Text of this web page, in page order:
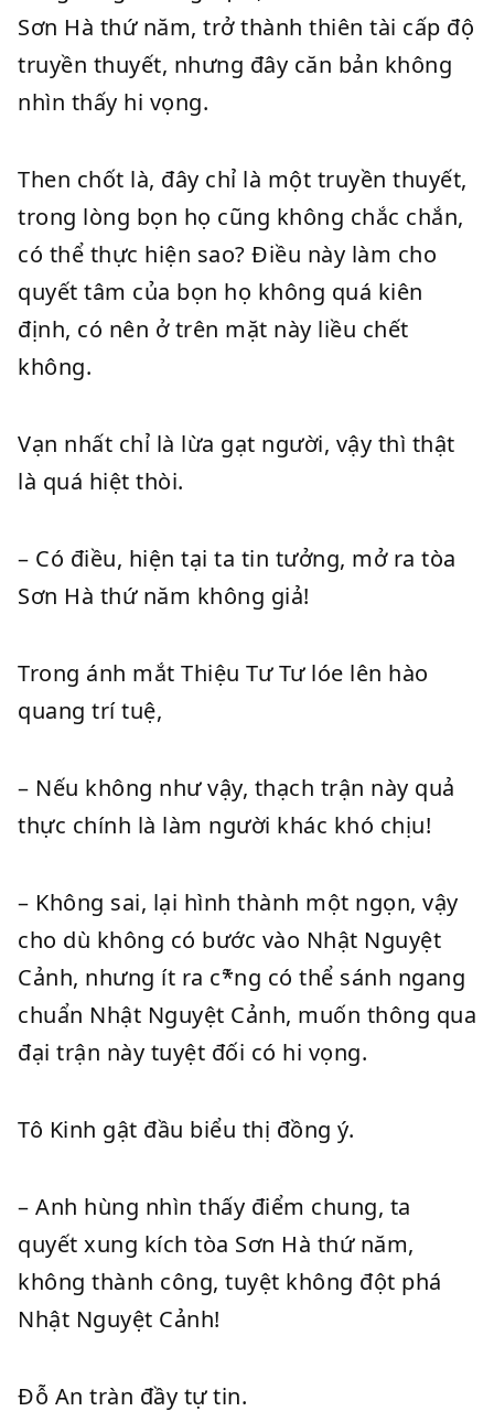
Sơn Hà thứ năm, trở thành thiên tài cấp độ
truyền thuyết, nhưng đây căn bản không
nhìn thấy hi vọng.
Then chốt là, đây chỉ là một truyền thuyết,
trong lòng bọn họ cũng không chắc chắn,
có thể thực hiện sao? Điều này làm cho
quyết tâm của bọn họ không quá kiên
định, có nên ở trên mặt này liều chết
không.
Vạn nhất chỉ là lừa gạt người, vậy thì thật
là quá hiệt thòi.
– Có điều, hiện tại ta tin tưởng, mở ra tòa
Sơn Hà thứ năm không giả!
Trong ánh mắt Thiệu Tư Tư lóe lên hào
quang trí tuệ,
– Nếu không như vậy, thạch trận này quả
thực chính là làm người khác khó chịu!
– Không sai, lại hình thành một ngọn, vậy
cho dù không có bước vào Nhật Nguyệt
Cảnh, nhưng ít ra c*̃ng có thể sánh ngang
chuẩn Nhật Nguyệt Cảnh, muốn thông qua
đại trận này tuyệt đối có hi vọng.
Tô Kinh gật đầu biểu thị đồng ý.
– Anh hùng nhìn thấy điểm chung, ta
quyết xung kích tòa Sơn Hà thứ năm,
không thành công, tuyệt không đột phá
Nhật Nguyệt Cảnh!
Đỗ An tràn đầy tự tin.